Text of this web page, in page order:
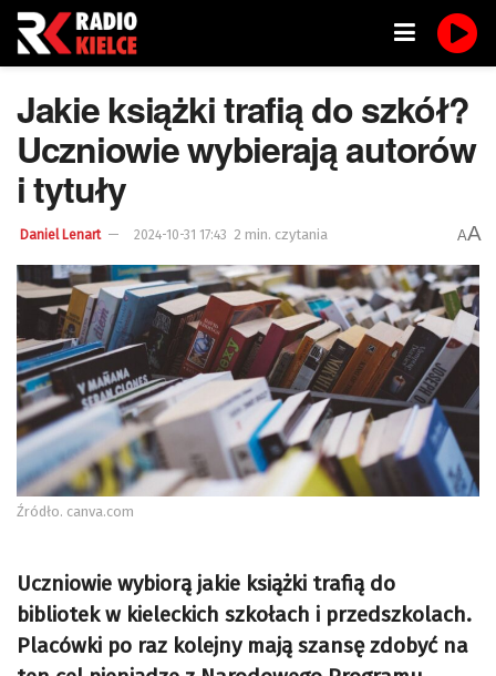
Jakie książki trafią do szkół?
Uczniowie wybierają autorów
i tytuły
Daniel Lenart 2024-10-31 17:43 2 min. czytania AA
Źródło. canva.com
Uczniowie wybiorą jakie książki trafią do
bibliotek w kieleckich szkołach i przedszkolach.
Placówki po raz kolejny mają szansę zdobyć na